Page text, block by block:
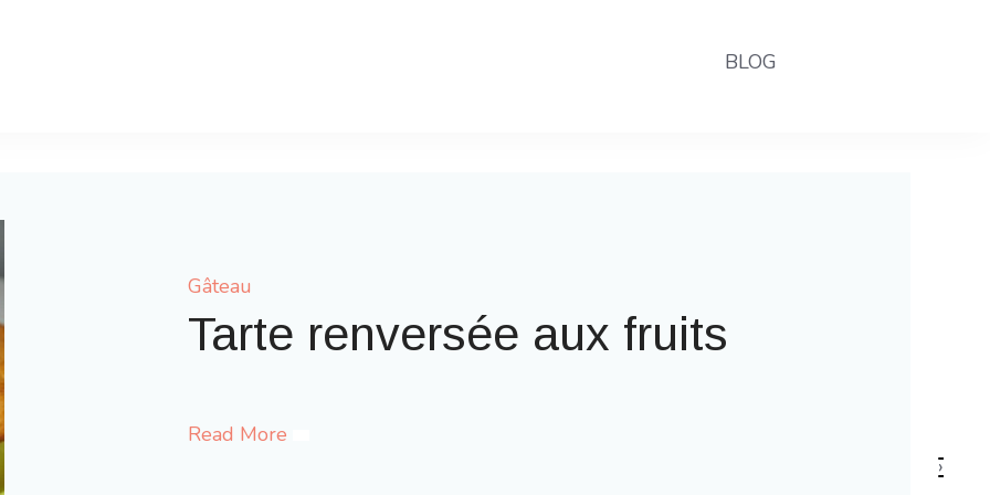
BLOG
Gâteau
Gaufres comme à la fête foraine
Read More
›